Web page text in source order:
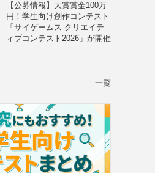
【公募情報】大賞賞金100万
円！学生向け創作コンテスト
「サイゲームス クリエイテ
ィブコンテスト2026」が開催
一覧